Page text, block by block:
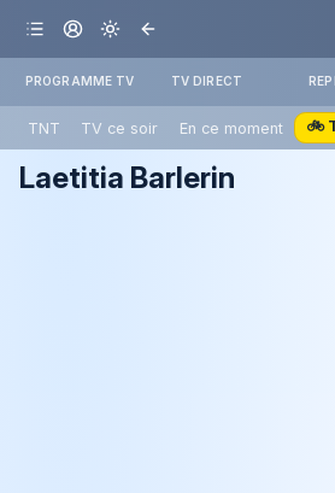
PROGRAMME TV TV DIRECT
TNT TV ce soir En ce moment 🚲
Laetitia Barlerin